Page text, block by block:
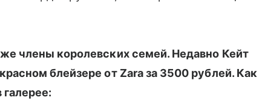
члены королевских семей. Недавно Кейт
блейзере от Zara за 3500 рублей. Как
галерее: